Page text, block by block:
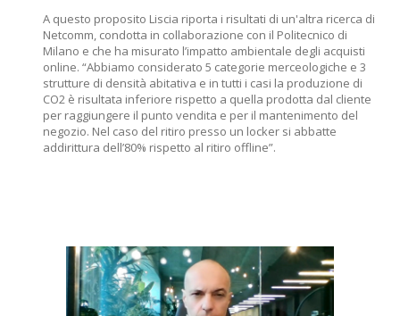
A questo proposito Liscia riporta i risultati di un'altra ricerca di
Netcomm, condotta in collaborazione con il Politecnico di
Milano e che ha misurato l’impatto ambientale degli acquisti
online. “Abbiamo considerato 5 categorie merceologiche e 3
strutture di densità abitativa e in tutti i casi la produzione di
CO2 è risultata inferiore rispetto a quella prodotta dal cliente
per raggiungere il punto vendita e per il mantenimento del
negozio. Nel caso del ritiro presso un locker si abbatte
addirittura dell’80% rispetto al ritiro offline”.